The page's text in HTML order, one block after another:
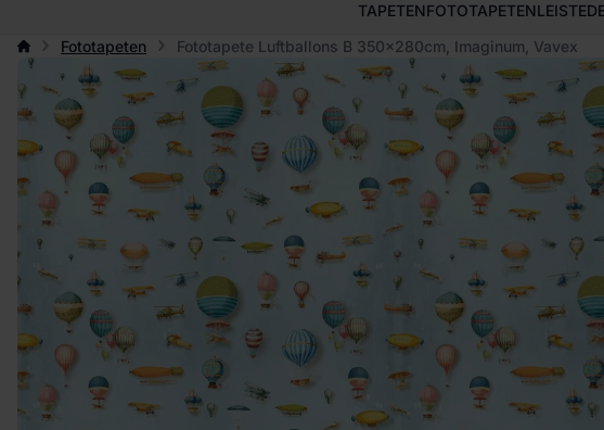
TAPETENFOTOTAPETENLEISTE
Fototapeten
Fototapete Luftballons B 350x280cm, Imaginum, Vavex